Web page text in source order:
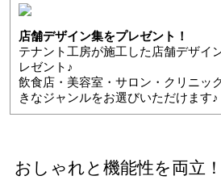
店舗デザイン集をプレゼント！
テナント工房が施工した店舗デザイ
レゼント♪
飲食店・美容室・サロン・クリニッ
きなジャンルをお選びいただけます♪
おしゃれと機能性を両立